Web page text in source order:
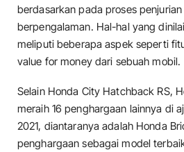
berdasarkan pada proses
berpengalaman. Hal-hal yang
meliputi beberapa aspek seperti
value for money dari sebuah mobil.
Selain Honda City Hatchback RS,
meraih 16 penghargaan lainnya di
2021, diantaranya adalah Honda
penghargaan sebagai model